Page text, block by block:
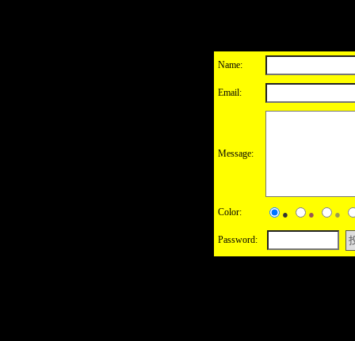
Name:
Email:
Message:
Color: ● ● ●
Password: